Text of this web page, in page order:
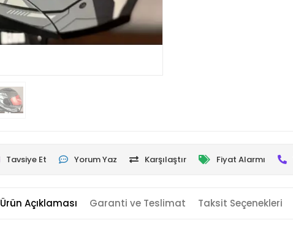
Tavsiye Et Yorum Yaz Karşılaştır Fiyat Alarmı
Ürün Açıklaması Garanti ve Teslimat Taksit Seçenekleri